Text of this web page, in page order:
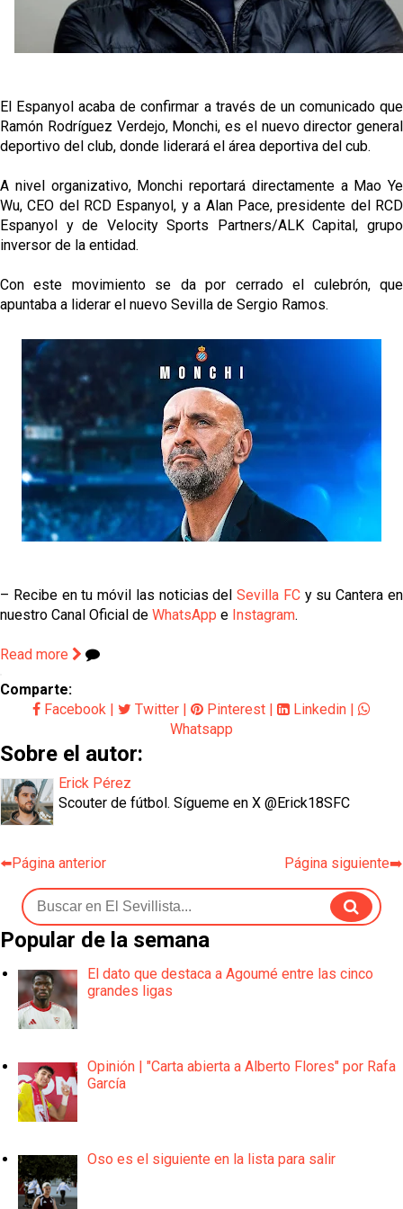
Djibril Sow pone rumbo a Italia para firmar su nuevo
contrato con el Genoa
Sow muy cerca de cerrar su traspaso al Genoa
Oso es el siguiente en la lista para salir
El Espanyol acaba de confirmar a través de un comunicado que
Ramón Rodríguez Verdejo, Monchi, es el nuevo director general
deportivo del club, donde liderará el área deportiva del cub.
A nivel organizativo, Monchi reportará directamente a Mao Ye
Wu, CEO del RCD Espanyol, y a Alan Pace, presidente del RCD
Espanyol y de Velocity Sports Partners/ALK Capital, grupo
inversor de la entidad.
Con este movimiento se da por cerrado el culebrón, que
apuntaba a liderar el nuevo Sevilla de Sergio Ramos.
– Recibe en tu móvil las noticias delSevilla FCy su Cantera en
nuestro Canal Oficial de WhatsApp e Instagram.
Read more
Comparte:
Facebook | Twitter | Pinterest | Linkedin |
Whatsapp
Sobre el autor:
Erick Pérez
Scouter de fútbol. Sígueme en X @Erick18SFC
⬅️Página anterior Página siguiente➡️
Popular de la semana
El dato que destaca a Agoumé entre las cinco
grandes ligas
Opinión | "Carta abierta a Alberto Flores" por Rafa
García
Oso es el siguiente en la lista para salir